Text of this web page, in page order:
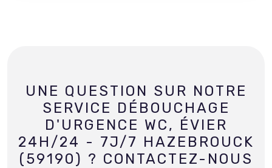
UNE QUESTION SUR NOTRE
SERVICE DÉBOUCHAGE
D'URGENCE WC, ÉVIER
24H/24 - 7J/7 HAZEBROUCK
(59190) ? CONTACTEZ-NOUS